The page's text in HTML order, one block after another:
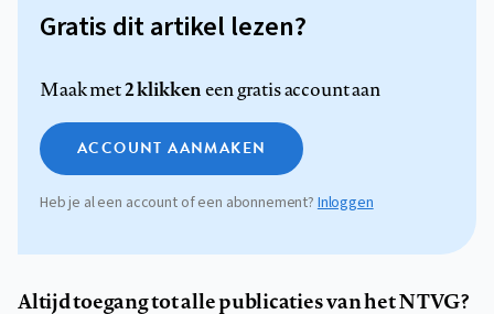
Gratis dit artikel lezen?
Maak met2 klikkeneen gratis account aan
ACCOUNT AANMAKEN
Heb je al een account of een abonnement? Inloggen
Altijd toegang tot alle publicaties van het NTVG?